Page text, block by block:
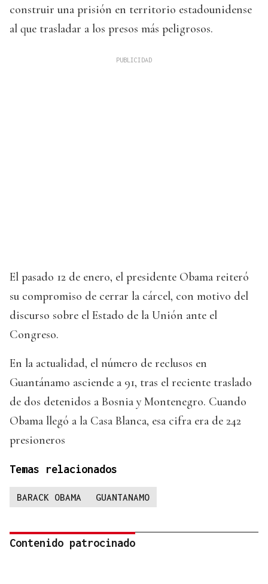
construir una prisión en territorio estadounidense
al que trasladar a los presos más peligrosos.
El pasado 12 de enero, el presidente Obama reiteró
su compromiso de cerrar la cárcel, con motivo del
discurso sobre el Estado de la Unión ante el
Congreso.
En la actualidad, el número de reclusos en
Guantánamo asciende a 91, tras el reciente traslado
de dos detenidos a Bosnia y Montenegro. Cuando
Obama llegó a la Casa Blanca, esa cifra era de 242
presioneros
Temas relacionados
BARACK OBAMA GUANTANAMO
Contenido patrocinado